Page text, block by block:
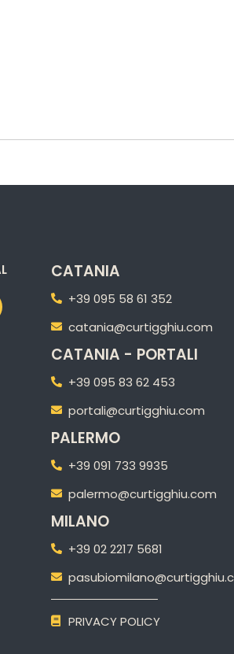
CATANIA
+39 095 58 61 352
catania@curtigghiu.com
CATANIA - PORTALI
+39 095 83 62 453
portali@curtigghiu.com
PALERMO
+39 091 733 9935
palermo@curtigghiu.com
MILANO
‎+39 02 2217 5681
PRIVACY POLICY